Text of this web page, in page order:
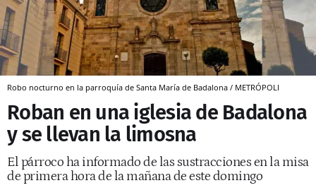
Robo nocturno en la parroquía de Santa María de Badalona / METRÓPOLI
Roban en una iglesia de Badalona
y se llevan la limosna
El párroco ha informado de las sustracciones en la misa
de primera hora de la mañana de este domingo